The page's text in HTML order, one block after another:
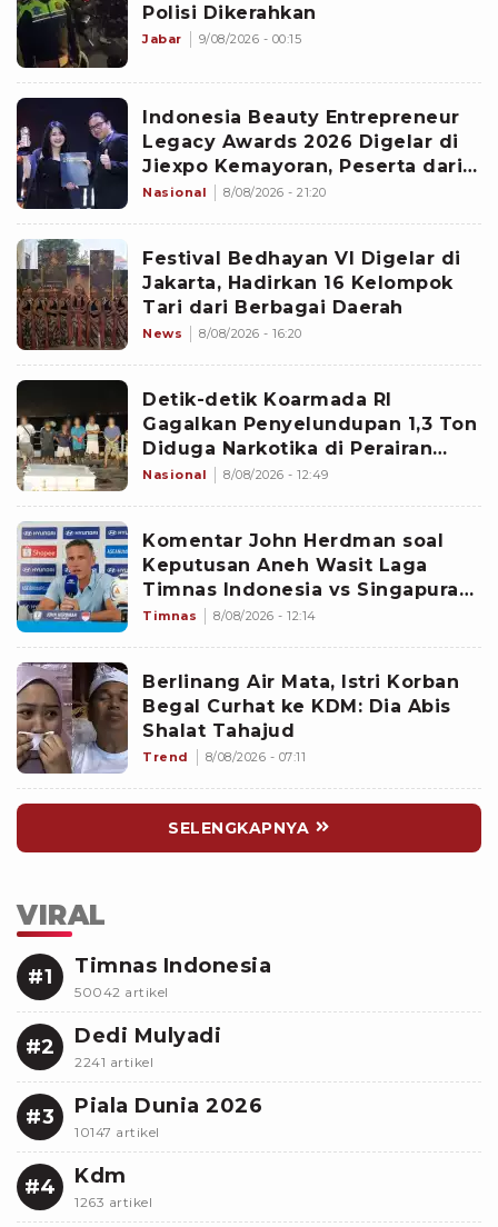
Polisi Dikerahkan
Jabar 9/08/2026 - 00:15
Indonesia Beauty Entrepreneur
Legacy Awards 2026 Digelar di
Jiexpo Kemayoran, Peserta dari
4 Negara Adu Karya PMU
Nasional 8/08/2026 - 21:20
Festival Bedhayan VI Digelar di
Jakarta, Hadirkan 16 Kelompok
Tari dari Berbagai Daerah
News 8/08/2026 - 16:20
Detik-detik Koarmada RI
Gagalkan Penyelundupan 1,3 Ton
Diduga Narkotika di Perairan
Bintan
Nasional 8/08/2026 - 12:49
Komentar John Herdman soal
Keputusan Aneh Wasit Laga
Timnas Indonesia vs Singapura
di Piala AFF 2026: Percuma
Timnas 8/08/2026 - 12:14
Berlinang Air Mata, Istri Korban
Begal Curhat ke KDM: Dia Abis
Shalat Tahajud
Trend 8/08/2026 - 07:11
SELENGKAPNYA
VIRAL
#1 Timnas Indonesia
50042 artikel
#2 Dedi Mulyadi
2241 artikel
#3 Piala Dunia 2026
10147 artikel
#4 Kdm
1263 artikel